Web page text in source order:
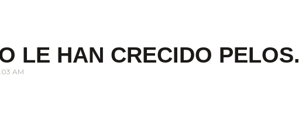
LE HAN CRECIDO PELOS.
AM